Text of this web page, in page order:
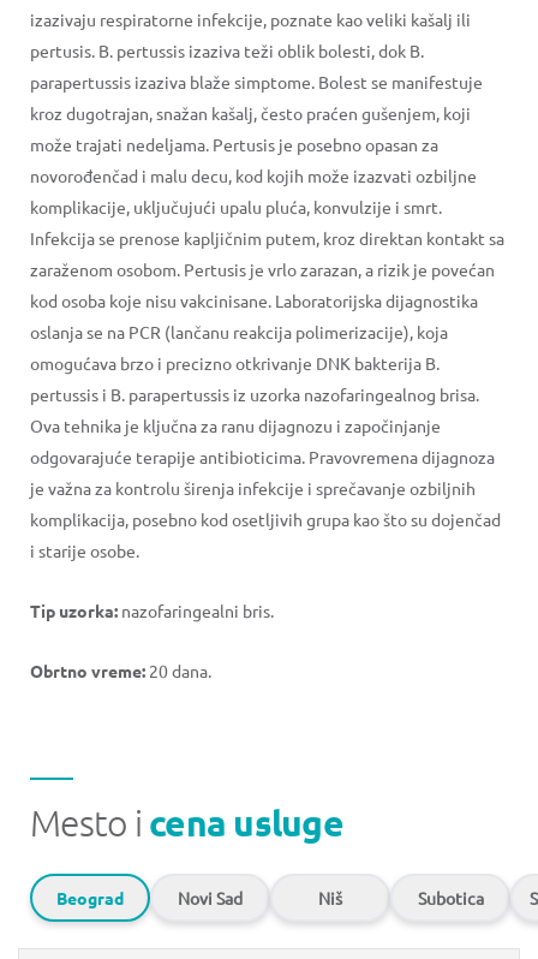
izazivaju respiratorne infekcije, poznate kao veliki kašalj ili
pertusis. B. pertussis izaziva teži oblik bolesti, dok B.
parapertussis izaziva blaže simptome. Bolest se manifestuje
kroz dugotrajan, snažan kašalj, često praćen gušenjem, koji
može trajati nedeljama. Pertusis je posebno opasan za
novorođenčad i malu decu, kod kojih može izazvati ozbiljne
komplikacije, uključujući upalu pluća, konvulzije i smrt.
Infekcija se prenose kapljičnim putem, kroz direktan kontakt sa
zaraženom osobom. Pertusis je vrlo zarazan, a rizik je povećan
kod osoba koje nisu vakcinisane. Laboratorijska dijagnostika
oslanja se na PCR (lančanu reakcija polimerizacije), koja
omogućava brzo i precizno otkrivanje DNK bakterija B.
pertussis i B. parapertussis iz uzorka nazofaringealnog brisa.
Ova tehnika je ključna za ranu dijagnozu i započinjanje
odgovarajuće terapije antibioticima. Pravovremena dijagnoza
je važna za kontrolu širenja infekcije i sprečavanje ozbiljnih
komplikacija, posebno kod osetljivih grupa kao što su dojenčad
i starije osobe.
Tip uzorka: nazofaringealni bris.
Obrtno vreme: 20 dana.
Mesto i cena usluge
Beograd Novi Sad Niš Subotica